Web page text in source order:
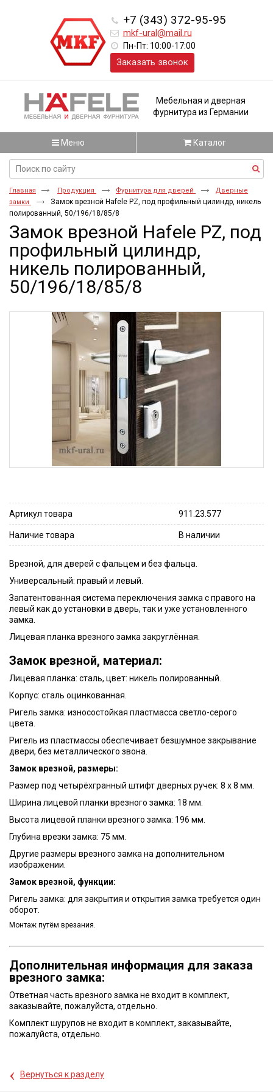
+7 (343) 372-95-95
mkf-ural@mail.ru
Пн-Пт: 10:00-17:00
Заказать звонок
Мебельная и дверная
фурнитура из Германии
Меню Каталог
Главная Продукция Фурнитура для дверей
Дверные
замки
Замок врезной Hafele PZ, под профильный цилиндр, никель
полированный, 50/196/18/85/8
Замок врезной Hafele PZ, под
профильный цилиндр,
никель полированный,
50/196/18/85/8
Артикул товара 911.23.577
Наличие товара В наличии
Врезной, для дверей с фальцем и без фальца.
Универсальный: правый и левый.
Запатентованная система переключения замка с правого на
левый как до установки в дверь, так и уже установленного
замка.
Лицевая планка врезного замка закруглённая.
Замок врезной, материал:
Лицевая планка: сталь, цвет: никель полированный.
Корпус: сталь оцинкованная.
Ригель замка: износостойкая пластмасса светло-серого
цвета.
Ригель из пластмассы обеспечивает безшумное закрывание
двери, без металлического звона.
Замок врезной, размеры:
Размер под четырёхгранный штифт дверных ручек: 8 х 8 мм.
Ширина лицевой планки врезного замка: 18 мм.
Высота лицевой планки врезного замка: 196 мм.
Глубина врезки замка: 75 мм.
Другие размеры врезного замка на дополнительном
изображении.
Замок врезной, функции:
Ригель замка: для закрытия и открытия замка требуется один
оборот.
Монтаж путём врезания.
Дополнительная информация для заказа
врезного замка:
Ответная часть врезного замка не входит в комплект,
заказывайте, пожалуйста, отдельно.
Комплект шурупов не входит в комплект, заказывайте,
пожалуйста, отдельно.
‹ Вернуться к разделу